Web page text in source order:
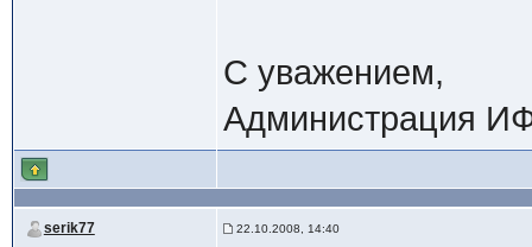
С уважением,
Администрация
serik77 22.10.2008, 14:40